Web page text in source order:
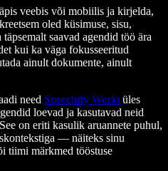
veebis või mobiilis ja kirjelda,
oled küsimuse, sisu,
saavad agendid töö ära
kui ka väga fokusseeritud
ainult dokumente, ainult
need Speechify Worki üles
loevad ja kasutavad neid
on eriti kasulik aruannete puhul,
— näiteks sinu
tiimi märkmed tööstuse